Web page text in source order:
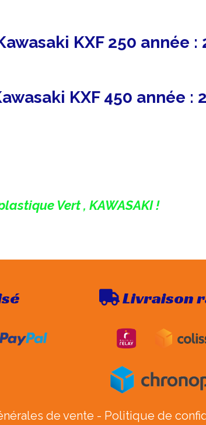
KXF 250 année
KXF 450 année :
Vert , KAWASAKI !
Livraison
de vente Politique de